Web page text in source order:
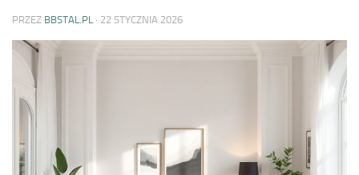
PRZEZ BBSTAL.PL · 22 STYCZNIA 2026